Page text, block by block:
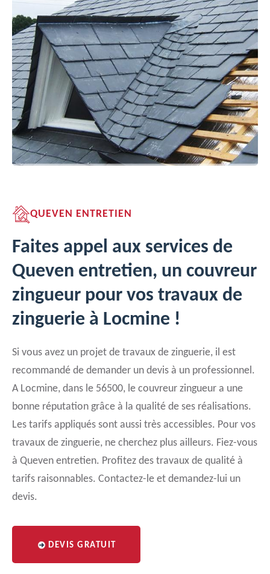
QUEVEN ENTRETIEN
Faites appel aux services de
Queven entretien, un couvreur
zingueur pour vos travaux de
zinguerie à Locmine !
Si vous avez un projet de travaux de zinguerie, il est
recommandé de demander un devis à un professionnel.
A Locmine, dans le 56500, le couvreur zingueur a une
bonne réputation grâce à la qualité de ses réalisations.
Les tarifs appliqués sont aussi très accessibles. Pour vos
travaux de zinguerie, ne cherchez plus ailleurs. Fiez-vous
à Queven entretien. Profitez des travaux de qualité à
tarifs raisonnables. Contactez-le et demandez-lui un
devis.
DEVIS GRATUIT